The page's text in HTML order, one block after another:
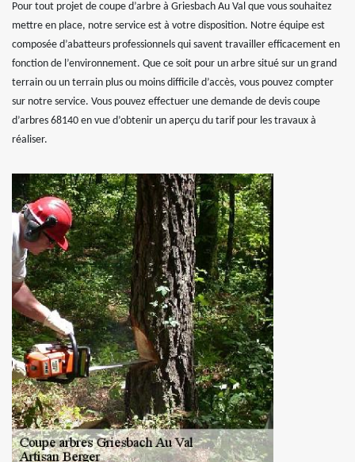
Pour tout projet de coupe d’arbre à Griesbach Au Val que vous souhaitez
mettre en place, notre service est à votre disposition. Notre équipe est
composée d’abatteurs professionnels qui savent travailler efficacement en
fonction de l’environnement. Que ce soit pour un arbre situé sur un grand
terrain ou un terrain plus ou moins difficile d’accès, vous pouvez compter
sur notre service. Vous pouvez effectuer une demande de devis coupe
d’arbres 68140 en vue d’obtenir un aperçu du tarif pour les travaux à
réaliser.